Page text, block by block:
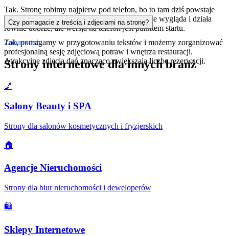
Tak. Stronę robimy najpierw pod telefon, bo to tam dziś powstaje
większość rezerwacji. Na tablecie i komputerze wygląda i działa
równie dobrze, ale wersja na telefon jest punktem startu.
Czy pomagacie z treścią i zdjęciami na stronę?
Tak, pomagamy w przygotowaniu tekstów i możemy zorganizować
profesjonalną sesję zdjęciową potraw i wnętrza restauracji.
Atrakcyjne zdjęcia dań znacząco zwiększają liczbę rezerwacji.
Zobacz też
Strony internetowe dla innych branż
💅
Salony Beauty i SPA
Strony dla salonów kosmetycznych i fryzjerskich
🏠
Agencje Nieruchomości
Strony dla biur nieruchomości i deweloperów
🛍️
Sklepy Internetowe